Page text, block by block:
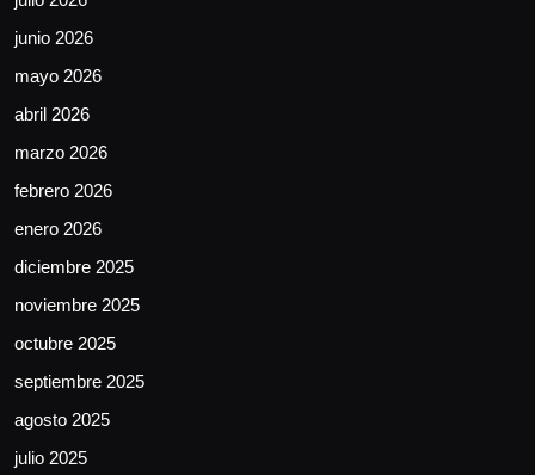
junio 2026
mayo 2026
abril 2026
marzo 2026
febrero 2026
enero 2026
diciembre 2025
noviembre 2025
octubre 2025
septiembre 2025
agosto 2025
julio 2025